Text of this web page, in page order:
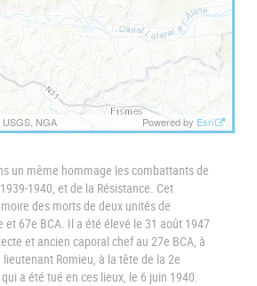
NGA Powered by Esri
un même hommage les combattants de
1940, et de la Résistance. Cet
des morts de deux unités de
et 67e BCA. Il a été élevé le 31 août 1947
et ancien caporal chef au 27e BCA, à
Romieu, à la tête de la 2e
a été tué en ces lieux, le 6 juin 1940.